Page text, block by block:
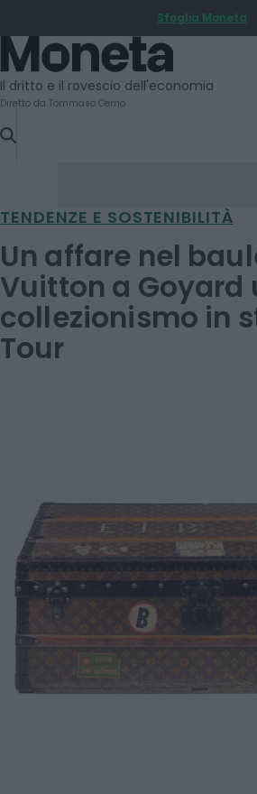
TO
CONTENT
Sfoglia Moneta
Moneta
Il dritto e il rovescio dell'economia
Diretto da Tommaso Cerno
TENDENZE E SOSTENIBILITÀ
Un affare nel
Vuitton a Goyard
collezionismo in
Tour